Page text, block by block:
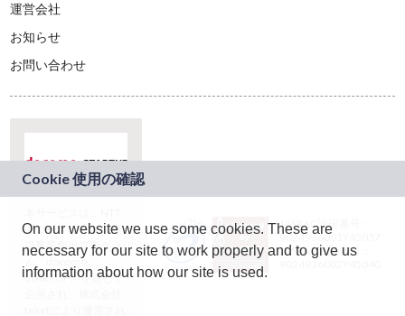
運営会社
お知らせ
お問い合わせ
ドコモグループの新
規事業創出プログラ
ム「docomo
STARTUP」を通じて
JASRAC許諾番号：
9024936001Y45037
JASRAC許諾番号：
On our website we use some cookies. These are
necessary for our site to work properly and to give us
information about how our site is used.